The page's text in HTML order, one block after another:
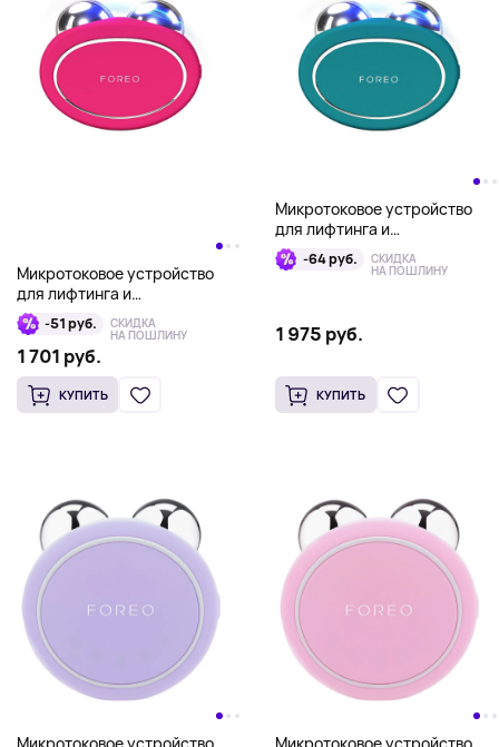
Микротоковое устройство
для лифтинга и
тонизирования кожи лица
FOREO BEAR 2, фуксия
-51 руб. СКИДКА
НА ПОШЛИНУ
1 701 руб.
КУПИТЬ
Микротоковое устройство
для лифтинга и
тонизирования кожи лица
FOREO BEAR 2, зеленый
-64 руб. СКИДКА
НА ПОШЛИНУ
1 975 руб.
КУПИТЬ